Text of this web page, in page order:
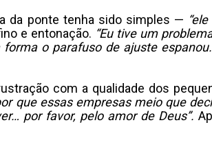
da ponte tenha sido simples —
e entonação. “Eu tive um
o parafuso de ajuste
com a qualidade dos
que essas empresas meio que
por favor, pelo amor de Deus”.